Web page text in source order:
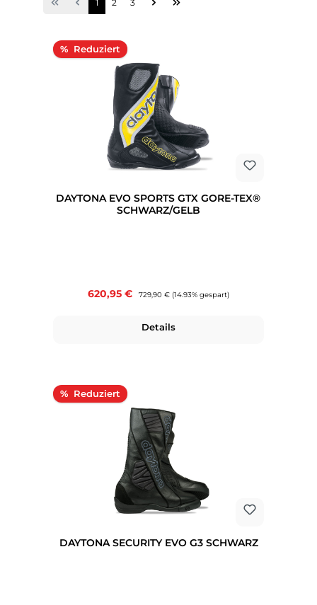
1 2 3
% Rabatt
DAYTONA EVO SPORTS GTX GORE-TEX®
SCHWARZ/GELB
Verkaufspreis:
620,95 € Regulärer Preis:
729,90 € (14.93% gespart)
Details
% Rabatt
DAYTONA SECURITY EVO G3 SCHWARZ